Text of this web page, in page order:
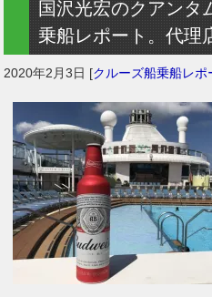
国沢光宏のクアンタ
乗船レポート。代理
2020年2月3日 [クルーズ船乗船レポ